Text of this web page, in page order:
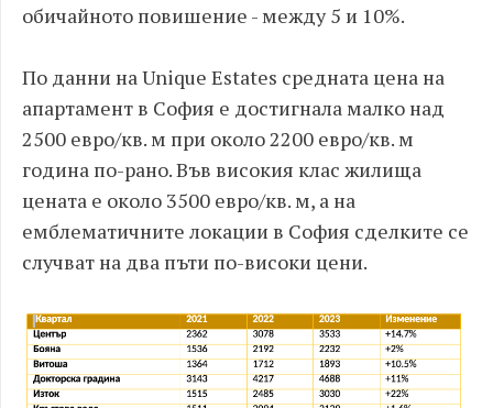
обичайното повишение - между 5 и 10%.
По данни на Unique Estates средната цена на
апартамент в София е достигнала малко над
2500 евро/кв. м при около 2200 евро/кв. м
година по-рано. Във високия клас жилища
цената е около 3500 евро/кв. м, а на
емблематичните локации в София сделките се
случват на два пъти по-високи цени.